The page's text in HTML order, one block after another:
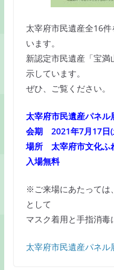
太宰府市民遺産全16
います。
新認定市民遺産「宝
示しています。
ぜひ、ご覧ください。
太宰府市民遺産パネル
会期 2021年7月17日(
場所 太宰府市文化ふ
入場無料
※ご来場にあたっては
として
マスク着用と手指消毒
太宰府市民遺産パネル